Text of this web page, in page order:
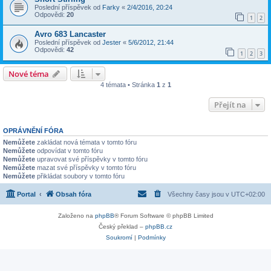
Poslední příspěvek od Farky « 2/4/2016, 20:24
Odpovědi: 20 1 2
Avro 683 Lancaster
Poslední příspěvek od Jester « 5/6/2012, 21:44
Odpovědi: 42 1 2 3
Nové téma
4 témata • Stránka 1 z 1
Přejít na
OPRÁVNĚNÍ FÓRA
Nemůžete zakládat nová témata v tomto fóru
Nemůžete odpovídat v tomto fóru
Nemůžete upravovat své příspěvky v tomto fóru
Nemůžete mazat své příspěvky v tomto fóru
Nemůžete přikládat soubory v tomto fóru
Portal Obsah fóra Všechny časy jsou v UTC+02:00
Založeno na phpBB® Forum Software © phpBB Limited
Český překlad – phpBB.cz
Soukromí
Podmínky